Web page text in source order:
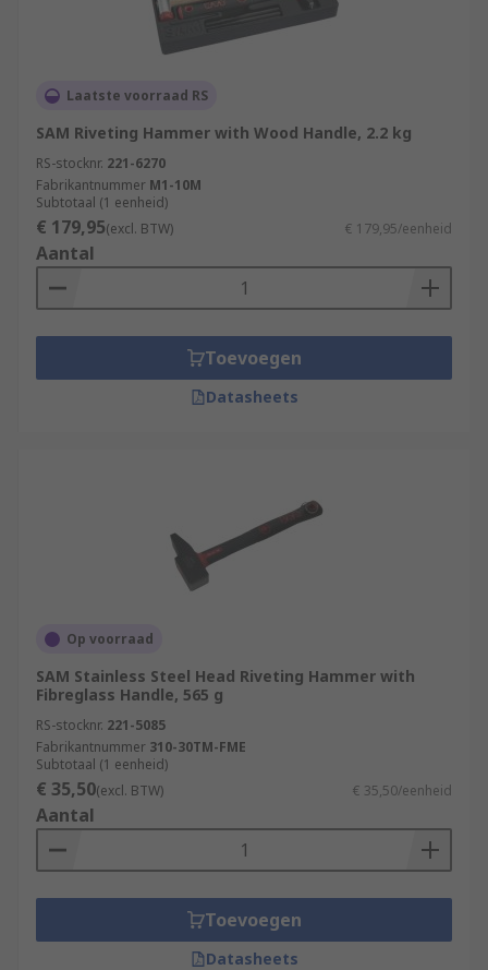
Laatste voorraad RS
SAM Riveting Hammer with Wood Handle, 2.2 kg
RS-stocknr. 221-6270
Fabrikantnummer M1-10M
Subtotaal (1 eenheid)
€ 179,95(excl. BTW) € 179,95/eenheid
Aantal
Toevoegen
Datasheets
Op voorraad
SAM Stainless Steel Head Riveting Hammer with
Fibreglass Handle, 565 g
RS-stocknr. 221-5085
Fabrikantnummer 310-30TM-FME
Subtotaal (1 eenheid)
€ 35,50(excl. BTW) € 35,50/eenheid
Aantal
Toevoegen
Datasheets